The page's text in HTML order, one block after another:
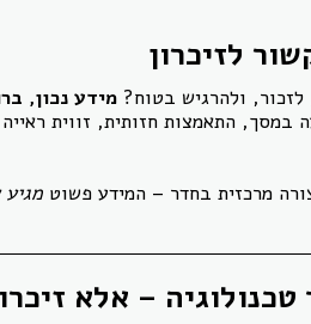
לזיכרון
ולהרגיש בטוח? מידע נכון,
התאמצות חזותית, זווית
מרכזית בחדר – המידע פשוט
– אלא